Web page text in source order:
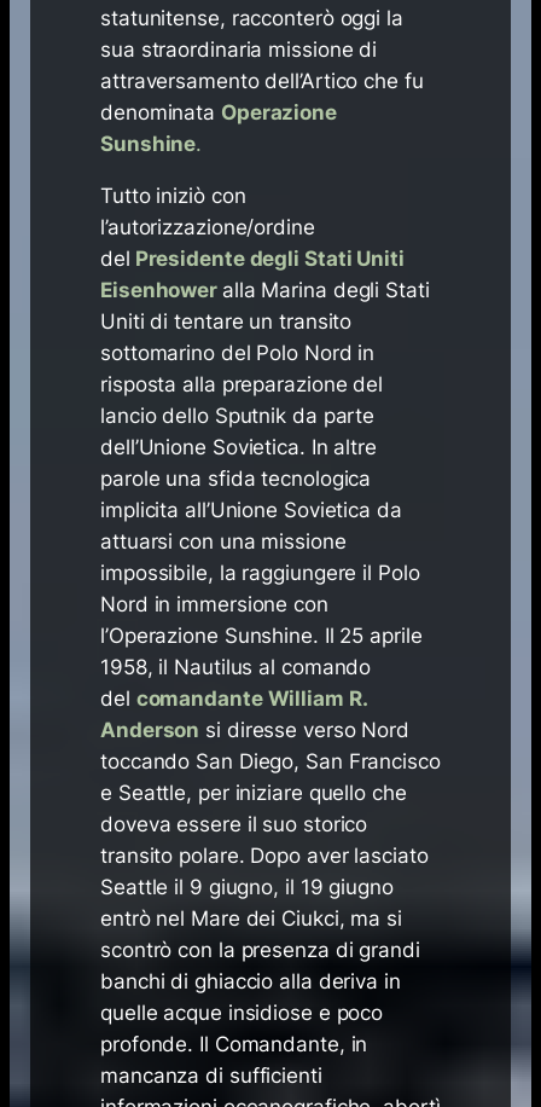
statunitense, racconterò oggi la
sua straordinaria missione di
attraversamento dell’Artico che fu
denominata Operazione
Sunshine.
Tutto iniziò con
l’autorizzazione/ordine
del Presidente degli Stati Uniti
Eisenhower alla Marina degli Stati
Uniti di tentare un transito
sottomarino del Polo Nord in
risposta alla preparazione del
lancio dello Sputnik da parte
dell’Unione Sovietica. In altre
parole una sfida tecnologica
implicita all’Unione Sovietica da
attuarsi con una missione
impossibile, la raggiungere il Polo
Nord in immersione con
l’Operazione Sunshine. Il 25 aprile
1958, il Nautilus al comando
del comandante William R.
Anderson si diresse verso Nord
toccando San Diego, San Francisco
e Seattle, per iniziare quello che
doveva essere il suo storico
transito polare. Dopo aver lasciato
Seattle il 9 giugno, il 19 giugno
entrò nel Mare dei Ciukci, ma si
scontrò con la presenza di grandi
banchi di ghiaccio alla deriva in
quelle acque insidiose e poco
profonde. Il Comandante, in
mancanza di sufficienti